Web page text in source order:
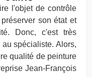
l'objet de contrôle
son état et
Donc, c'est très
spécialiste. Alors,
qualité de peinture
Jean-François